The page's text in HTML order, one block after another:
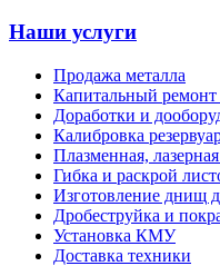
Наши услуги
Продажа металла
Капитальный ремонт
Доработки и
Калибровка
Плазменная, лазерная
Гибка и раскрой
Изготовление днищ
Дробеструйка и
Установка КМУ
Доставка техники